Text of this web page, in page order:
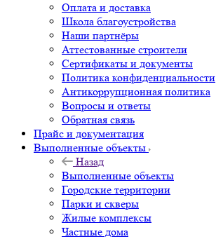
Оплата и доставка
Школа благоустройства
Наши партнёры
Аттестованные строители
Сертификаты и документы
Политика конфиденциальности
Антикоррупционная политика
Вопросы и ответы
Обратная связь
Прайс и документация
Выполненные объекты
Назад
Выполненные объекты
Городские территории
Парки и скверы
Жилые комплексы
Частные дома